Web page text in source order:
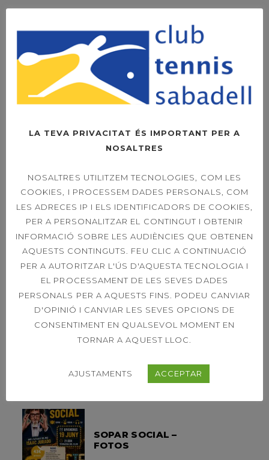
CLUB TENNIS SABADELL
CERCA
Search
for:
ENTRADES RECENTS
MES D’AGOST
SOPAR SOCIAL –
FOTOS
LA TEVA PRIVACITAT ÉS IMPORTANT PER A
NOSALTRES
NOSALTRES UTILITZEM TECNOLOGIES, COM LES
COOKIES, I PROCESSEM DADES PERSONALS, COM
LES ADRECES IP I ELS IDENTIFICADORS DE COOKIES,
PER A PERSONALITZAR EL CONTINGUT I OBTENIR
INFORMACIÓ SOBRE LES AUDIÈNCIES QUE OBTENEN
AQUESTS CONTINGUTS. FEU CLIC A CONTINUACIÓ
PER A AUTORITZAR L'ÚS D'AQUESTA TECNOLOGIA I
EL PROCESSAMENT DE LES SEVES DADES
PERSONALS PER A AQUESTS FINS. PODEU CANVIAR
D'OPINIÓ I CANVIAR LES SEVES OPCIONS DE
CONSENTIMENT EN QUALSEVOL MOMENT EN
TORNAR A AQUEST LLOC.
AJUSTAMENTS ACCEPTAR